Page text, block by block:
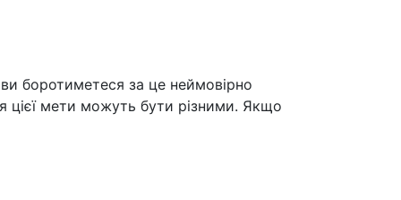
боротиметеся за це неймовірно
цієї мети можуть бути різними. Якщо